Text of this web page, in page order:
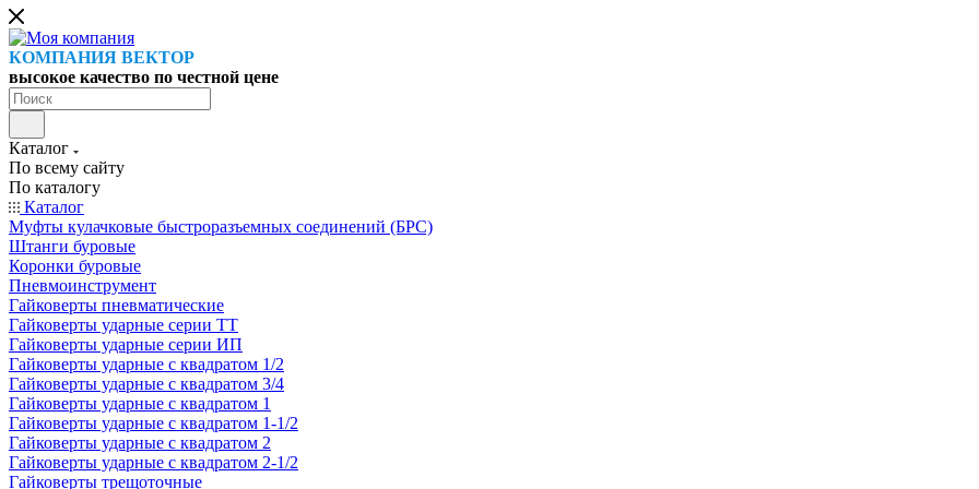
КОМПАНИЯ ВЕКТОР
высокое качество по честной цене
Каталог
По всему сайту
По каталогу
Каталог
Муфты кулачковые быстроразъемных соединений (БРС)
Штанги буровые
Коронки буровые
Пневмоинструмент
Гайковерты пневматические
Гайковерты ударные серии ТТ
Гайковерты ударные серии ИП
Гайковерты ударные с квадратом 1/2
Гайковерты ударные с квадратом 3/4
Гайковерты ударные с квадратом 1
Гайковерты ударные с квадратом 1-1/2
Гайковерты ударные с квадратом 2
Гайковерты ударные с квадратом 2-1/2
Гайковерты трещоточные